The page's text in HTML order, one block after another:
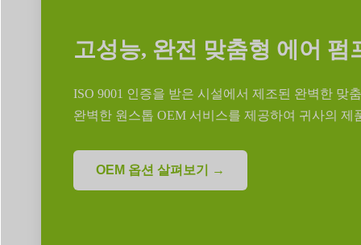
고성능, 완전 맞춤형 에어 펌
ISO 9001 인증을 받은 시설에서 제조된 완벽한 맞
완벽한 원스톱 OEM 서비스를 제공하여 귀사의
OEM 옵션 살펴보기 →